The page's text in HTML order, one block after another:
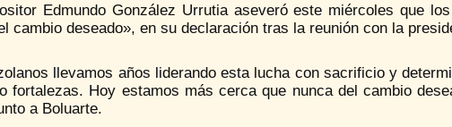
Edmundo González Urrutia aseveró este miércoles que
cambio deseado», en su declaración tras la reunión con la
llevamos años liderando esta lucha con sacrificio y
fortalezas. Hoy estamos más cerca que nunca del cambio
a Boluarte.